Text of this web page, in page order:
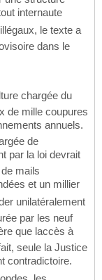
internaute
le texte a
dans le
chargée du
de mille coupures
annuels.
de
par la loi devrait
mails
et un millier
unilatéralement
par les neuf
que laccès à
seule la Justice
contradictoire.